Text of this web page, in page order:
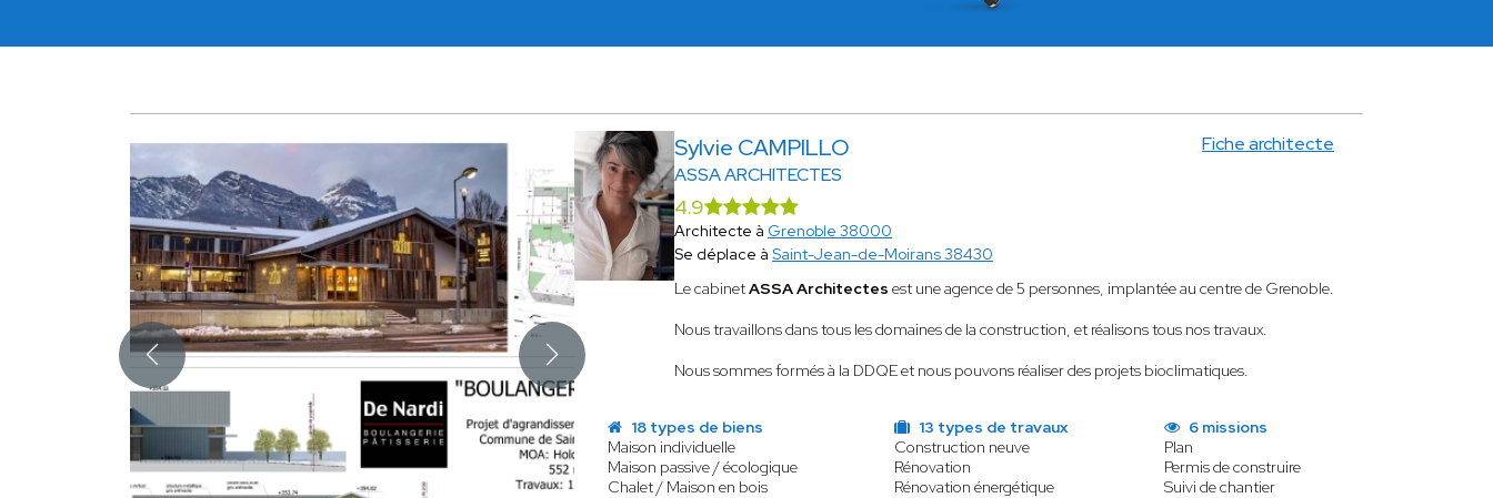
Sylvie CAMPILLO
ASSA ARCHITECTES
Fiche architecte
4.9
Architecte à Grenoble 38000
Se déplace à Saint-Jean-de-Moirans 38430
Le cabinetASSA Architectes est une agence de 5 personnes, implantée au centre de Grenoble.
Nous travaillons dans tous les domaines de la construction, et réalisons tous nos travaux.
Nous sommes formés à la DDQE et nous pouvons réaliser des projets bioclimatiques.
18 types de biens
Maison individuelle
Maison passive / écologique
Chalet / Maison en bois
13 types de travaux
Construction neuve
Rénovation
Rénovation énergétique
6 missions
Plan
Permis de construire
Suivi de chantier